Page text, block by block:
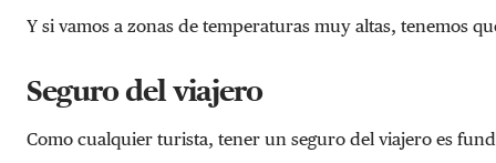
Y si vamos a zonas de temperaturas muy altas, tenemos
Seguro del viajero
Como cualquier turista, tener un seguro del viajero es